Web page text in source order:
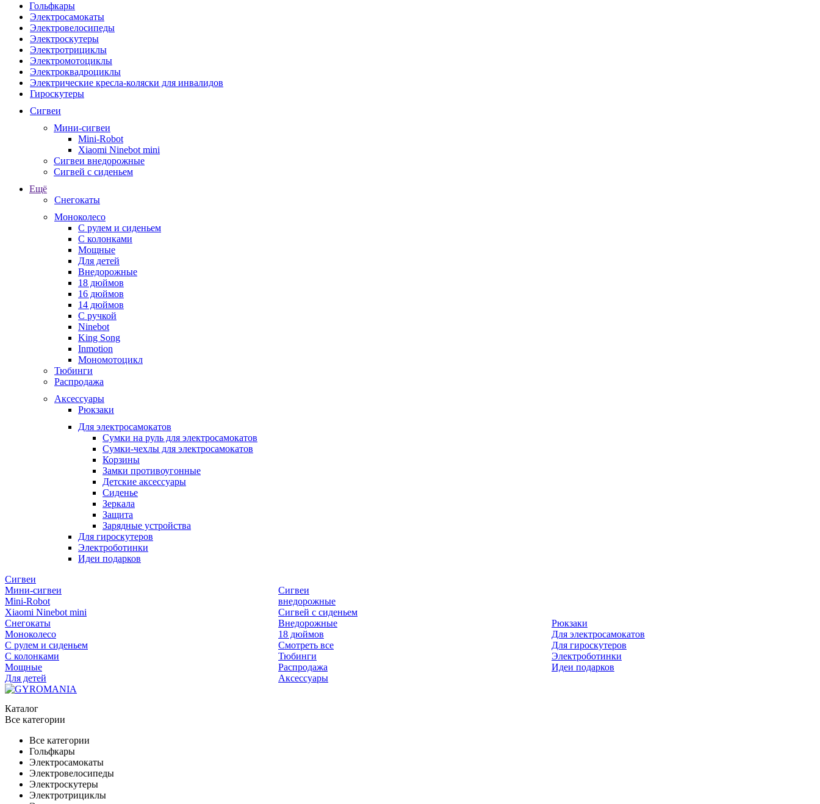
Гольфкары
Электросамокаты
Электровелосипеды
Электроскутеры
Электротрициклы
Электромотоциклы
Электроквадроциклы
Электрические кресла-коляски для инвалидов
Гироскутеры
Сигвеи
Мини-сигвеи
Mini-Robot
Xiaomi Ninebot mini
Сигвеи внедорожные
Сигвей с сиденьем
Ещё
Снегокаты
Моноколесо
С рулем и сиденьем
С колонками
Мощные
Для детей
Внедорожные
18 дюймов
16 дюймов
14 дюймов
С ручкой
Ninebot
King Song
Inmotion
Мономотоцикл
Тюбинги
Распродажа
Аксессуары
Рюкзаки
Для электросамокатов
Сумки на руль для электросамокатов
Сумки-чехлы для электросамокатов
Корзины
Замки противоугонные
Детские аксессуары
Сиденье
Зеркала
Защита
Зарядные устройства
Для гироскутеров
Электроботинки
Идеи подарков
Сигвеи
Мини-сигвеи
Mini-Robot
Xiaomi Ninebot mini
Сигвеи
внедорожные
Сигвей с сиденьем
Снегокаты
Моноколесо
С рулем и сиденьем
С колонками
Мощные
Для детей
Внедорожные
18 дюймов
Смотреть все
Тюбинги
Распродажа
Аксессуары
Рюкзаки
Для электросамокатов
Для гироскутеров
Электроботинки
Идеи подарков
Каталог
Все категории
Все категории
Гольфкары
Электросамокаты
Электровелосипеды
Электроскутеры
Электротрициклы